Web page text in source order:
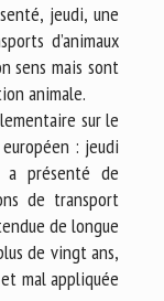
jeudi, une
d’animaux
sens mais sont
animale.
sur le
: jeudi
a présenté de
de transport
de longue
de vingt ans,
mal appliquée
les
de la